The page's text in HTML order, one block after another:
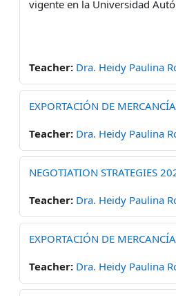
vigente en la Universidad
Teacher: Dra. Heidy Paulina
EXPORTACIÓN DE
Teacher: Dra. Heidy Paulina
NEGOTIATION STRATEGIES
Teacher: Dra. Heidy Paulina
EXPORTACIÓN DE
Teacher: Dra. Heidy Paulina